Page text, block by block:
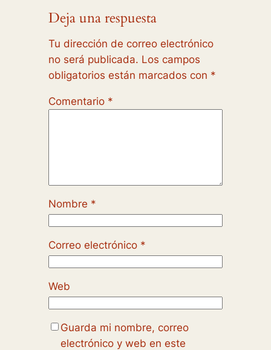
Deja una respuesta
Tu dirección de correo electrónico
no será publicada. Los campos
obligatorios están marcados con *
Comentario *
Nombre *
Correo electrónico *
Web
Guarda mi nombre, correo
electrónico y web en este